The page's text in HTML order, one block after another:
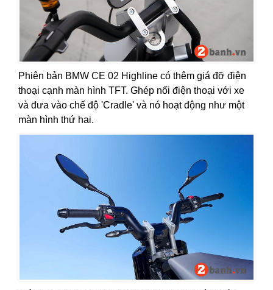
Phiên bản BMW CE 02 Highline có thêm giá đỡ điện
thoại cạnh màn hình TFT. Ghép nối điện thoại với xe
và đưa vào chế độ 'Cradle' và nó hoạt động như một
màn hình thứ hai.